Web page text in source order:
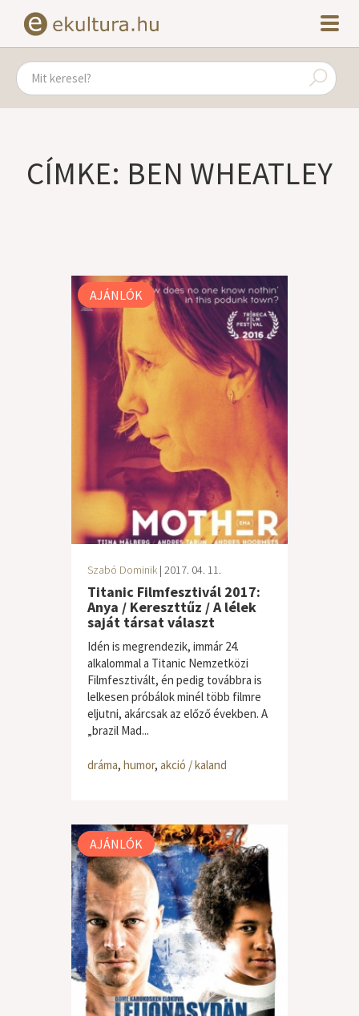
CÍMKE: BEN WHEATLEY
AJÁNLÓK
Szabó Dominik | 2017. 04. 11.
Titanic Filmfesztivál 2017:
Anya / Kereszttűz / A lélek
saját társat választ
Idén is megrendezik, immár 24.
alkalommal a Titanic Nemzetközi
Filmfesztivált, én pedig továbbra is
lelkesen próbálok minél több filmre
eljutni, akárcsak az előző években. A
„brazil Mad...
dráma, humor, akció / kaland
AJÁNLÓK